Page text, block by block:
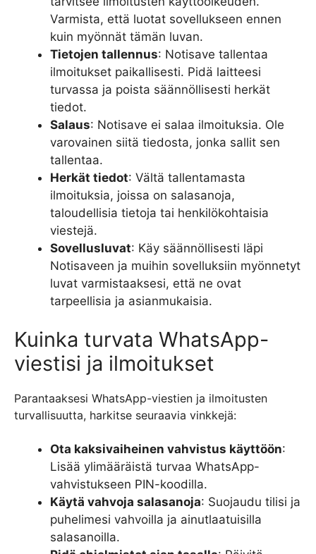
Varmista, että luotat sovellukseen ennen
kuin myönnät tämän luvan.
Tietojen tallennus: Notisave tallentaa
ilmoitukset paikallisesti. Pidä laitteesi
turvassa ja poista säännöllisesti herkät
tiedot.
Salaus: Notisave ei salaa ilmoituksia. Ole
varovainen siitä tiedosta, jonka sallit sen
tallentaa.
Herkät tiedot: Vältä tallentamasta
ilmoituksia, joissa on salasanoja,
taloudellisia tietoja tai henkilökohtaisia
viestejä.
Sovellusluvat: Käy säännöllisesti läpi
Notisaveen ja muihin sovelluksiin myönnetyt
luvat varmistaaksesi, että ne ovat
tarpeellisia ja asianmukaisia.
Kuinka turvata WhatsApp-
viestisi ja ilmoitukset
Parantaaksesi WhatsApp-viestien ja ilmoitusten
turvallisuutta, harkitse seuraavia vinkkejä:
Ota kaksivaiheinen vahvistus käyttöön:
Lisää ylimääräistä turvaa WhatsApp-
vahvistukseen PIN-koodilla.
Käytä vahvoja salasanoja: Suojaudu tilisi ja
puhelimesi vahvoilla ja ainutlaatuisilla
salasanoilla.